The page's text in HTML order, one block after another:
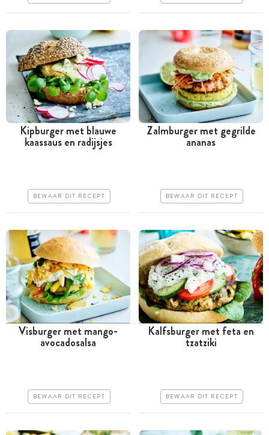
Tussen 30 minuten en 1
Kipburger met blauwe
kaassaus en radijsjes
BEWAAR DIT RECEPT
Tussen 30 minuten en 1
Zalmburger met gegrilde
ananas
BEWAAR DIT RECEPT
Tussen 30 minuten en 1
Visburger met mango-
avocadosalsa
BEWAAR DIT RECEPT
Minder dan 30 minuten
Erg makkelijk
Kalfsburger met feta en
tzatziki
BEWAAR DIT RECEPT